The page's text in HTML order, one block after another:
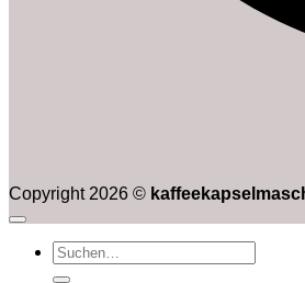
Copyright 2026 ©
Suchen
nach: